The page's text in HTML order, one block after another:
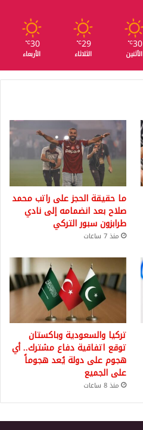
30
℃
الأثنين
29
℃
الثلاثاء
30
℃
الأربعاء
ما حقيقة الحجز على راتب محمد
صلاح بعد انضمامه إلى نادي
طرابزون سبور التركي
منذ 7 ساعات
تركيا والسعودية وباكستان
توقع اتفاقية دفاع مشترك.. أي
هجوم على دولة يُعد هجوماً
على الجميع
منذ 8 ساعات